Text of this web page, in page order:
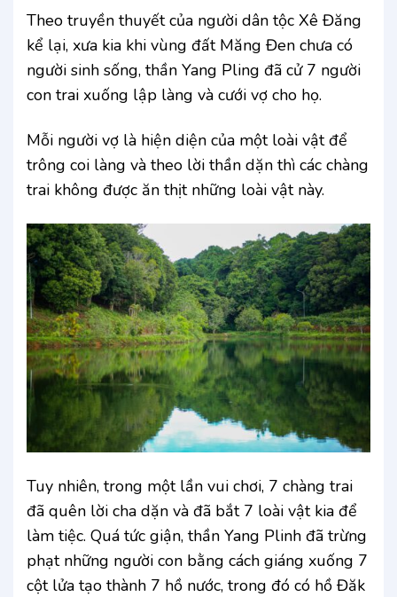
Theo truyền thuyết của người dân tộc Xê Đăng
kể lại, xưa kia khi vùng đất Măng Đen chưa có
người sinh sống, thần Yang Pling đã cử 7 người
con trai xuống lập làng và cưới vợ cho họ.
Mỗi người vợ là hiện diện của một loài vật để
trông coi làng và theo lời thần dặn thì các chàng
trai không được ăn thịt những loài vật này.
Tuy nhiên, trong một lần vui chơi, 7 chàng trai
đã quên lời cha dặn và đã bắt 7 loài vật kia để
làm tiệc. Quá tức giận, thần Yang Plinh đã trừng
phạt những người con bằng cách giáng xuống 7
cột lửa tạo thành 7 hồ nước, trong đó có hồ Đăk